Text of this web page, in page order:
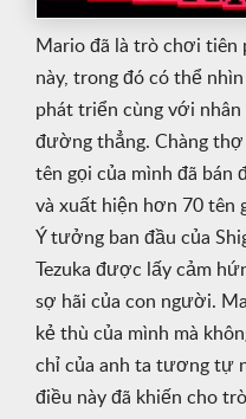
Mario đã là trò chơi tiên
này, trong đó có thể
phát triển cùng với
đường thẳng. Chàng
tên gọi của mình đã
và xuất hiện hơn 70 tên
Ý tưởng ban đầu của
Tezuka được lấy cảm
sợ hãi của con người.
kẻ thù của mình mà
chỉ của anh ta tương tự
điều này đã khiến cho